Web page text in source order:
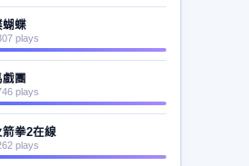
蝴蝶
plays
團
plays
箭拳2在線
plays